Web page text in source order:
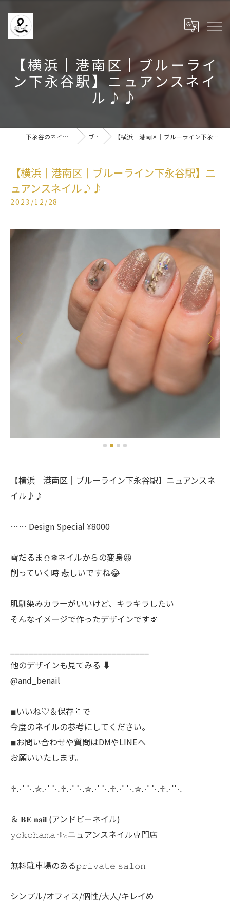
【横浜│港南区│ブルーライ
ン下永谷駅】ニュアンスネイ
ル♪♪
下永谷のネイルなら& BE nail ブログ 【横浜│港南区│ブルーライン下永谷駅】ニュアンスネイル♪♪
【横浜│港南区│ブルーライン下永谷駅】ニ
ュアンスネイル♪♪
2023/12/28
【横浜│港南区│ブルーライン下永谷駅】ニュアンスネ
イル♪♪
…… Design Special ¥8000
雪だるま⛄❄ネイルからの変身😆
削っていく時 悲しいですね😂
肌馴染みカラーがいいけど、キラキラしたい
そんなイメージで作ったデザインです🫶
他のデザインも見てみる ⬇️
@and_benail
◾︎いいね♡＆保存🔖で
今度のネイルの参考にしてください。
◾︎お問い合わせや質問はDMやLINEへ
お願いいたします。
♱⋰ ⋱✮⋰ ⋱♱⋰ ⋱✮⋰ ⋱♱⋰ ⋱✮⋰ ⋱♱⋰⋱
＆ 𝐁𝐄 𝐧𝐚𝐢𝐥 (アンドビーネイル)
𝚢𝚘𝚔𝚘𝚑𝚊𝚖𝚊 𓇬𓂂ニュアンスネイル専門店
無料駐車場のある𝚙𝚛𝚒𝚟𝚊𝚝𝚎 𝚜𝚊𝚕𝚘𝚗
シンプル/オフィス/個性/大人/キレイめ